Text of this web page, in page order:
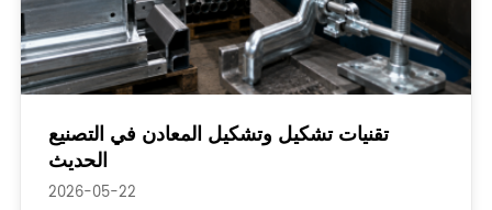
تقنيات تشكيل وتشكيل المعادن في التصنيع
الحديث
2026-05-22